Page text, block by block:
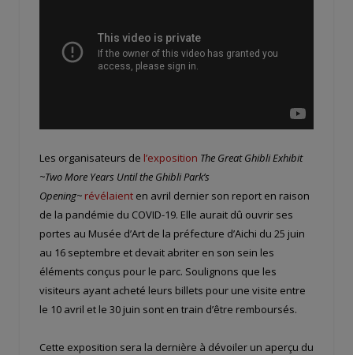
Les organisateurs de l’exposition The Great Ghibli Exhibit
~Two More Years Until the Ghibli Park’s
Opening~ révélaient en avril dernier son report en raison
de la pandémie du COVID-19. Elle aurait dû ouvrir ses
portes au Musée d’Art de la préfecture d’Aichi du 25 juin
au 16 septembre et devait abriter en son sein les
éléments conçus pour le parc. Soulignons que les
visiteurs ayant acheté leurs billets pour une visite entre
le 10 avril et le 30 juin sont en train d’être remboursés.
Cette exposition sera la dernière à dévoiler un aperçu du